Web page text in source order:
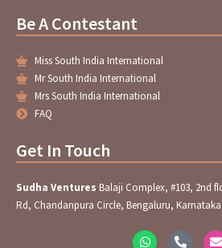
Be A Contestant
Miss South India International
Mr South India International
Mrs South India International
FAQ
Get In Touch
Sudha Ventures Balaji Complex, #103, 2nd
Rd, Chandanpura Circle, Bengaluru, Karnataka
W P E